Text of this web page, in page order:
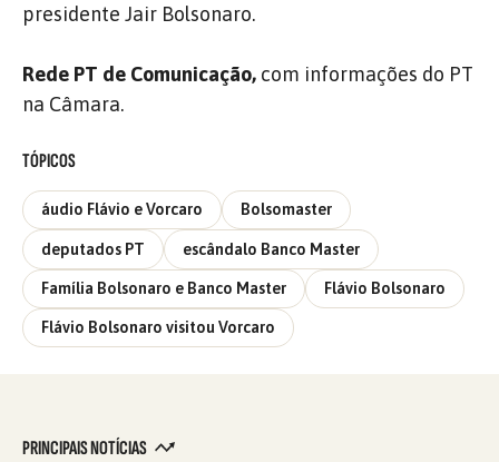
presidente Jair Bolsonaro.
Rede PT de Comunicação, com informações do PT
na Câmara.
TÓPICOS
áudio Flávio e Vorcaro Bolsomaster
deputados PT escândalo Banco Master
Família Bolsonaro e Banco Master Flávio Bolsonaro
Flávio Bolsonaro visitou Vorcaro
PRINCIPAIS NOTÍCIAS